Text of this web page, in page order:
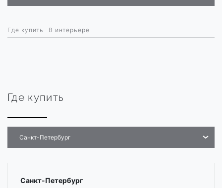
Где купить В интерьере
Где купить
Санкт-Петербург
Санкт-Петербург